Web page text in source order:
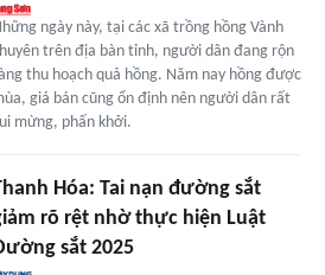
ngày này, tại các xã trồng hồng Vành
trên địa bàn tỉnh, người dân đang rộn
thu hoạch quả hồng. Năm nay hồng được
giá bán cũng ổn định nên người dân rất
mừng, phấn khởi.
Hóa: Tai nạn đường sắt
rõ rệt nhờ thực hiện Luật
sắt 2025